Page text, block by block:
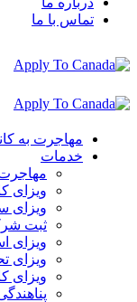
تماس با ما
مهاجرت به
خدمات
ویزای
ویزای
ثبت
ویزای
ویزای
ویزای